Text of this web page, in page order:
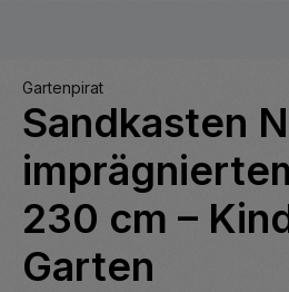
Gartenpirat
Sandkasten
230 cm –
Garten